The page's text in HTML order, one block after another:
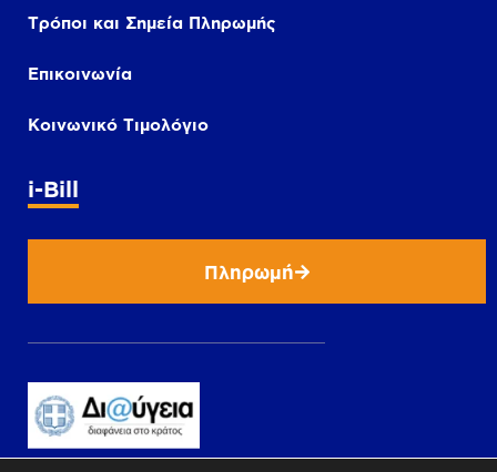
Τρόποι και Σημεία Πληρωμής
Επικοινωνία
Κοινωνικό Τιμολόγιο
i-Bill
Πληρωμή